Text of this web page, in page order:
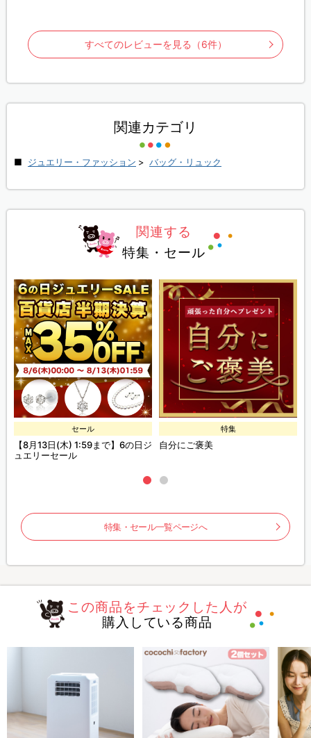
すべてのレビューを見る（6件）
関連カテゴリ
ジュエリー・ファッション > バッグ・リュック
関連する
特集・セール
セール
【8月13日(木) 1:59まで】6の日ジ
ュエリーセール
特集
自分にご褒美
特集・セール一覧ページへ
この商品をチェックした人が
購入している商品